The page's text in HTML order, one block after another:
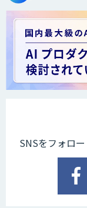
SNSをフォロ